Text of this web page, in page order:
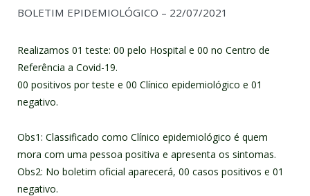
BOLETIM EPIDEMIOLÓGICO – 22/07/2021
Realizamos 01 teste: 00 pelo Hospital e 00 no Centro de
Referência a Covid-19.
00 positivos por teste e 00 Clínico epidemiológico e 01
negativo.
Obs1: Classificado como Clínico epidemiológico é quem
mora com uma pessoa positiva e apresenta os sintomas.
Obs2: No boletim oficial aparecerá, 00 casos positivos e 01
negativo.